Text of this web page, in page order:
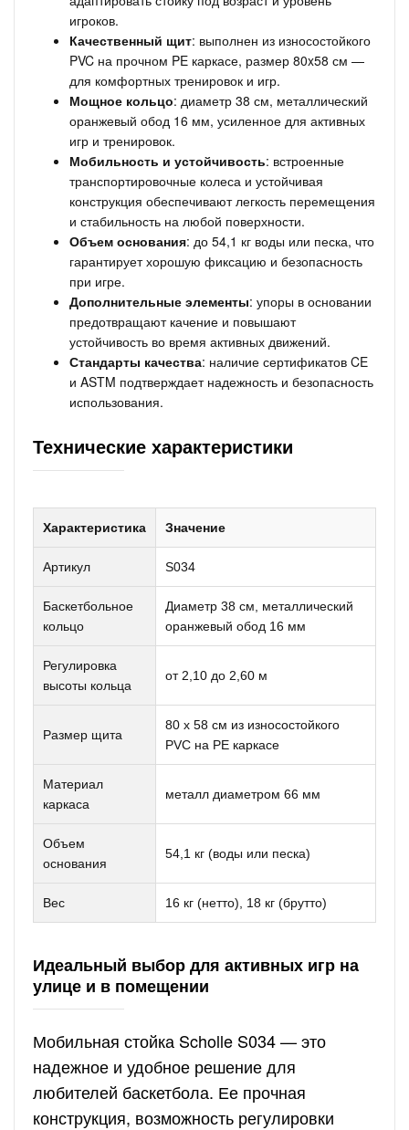
игроков.
Качественный щит: выполнен из износостойкого
PVC на прочном PE каркасе, размер 80x58 см —
для комфортных тренировок и игр.
Мощное кольцо: диаметр 38 см, металлический
оранжевый обод 16 мм, усиленное для активных
игр и тренировок.
Мобильность и устойчивость: встроенные
транспортировочные колеса и устойчивая
конструкция обеспечивают легкость перемещения
и стабильность на любой поверхности.
Объем основания: до 54,1 кг воды или песка, что
гарантирует хорошую фиксацию и безопасность
при игре.
Дополнительные элементы: упоры в основании
предотвращают качение и повышают
устойчивость во время активных движений.
Стандарты качества: наличие сертификатов CE
и ASTM подтверждает надежность и безопасность
использования.
Технические характеристики
Характеристика Значение
Артикул S034
Баскетбольное
кольцо
Диаметр 38 см, металлический
оранжевый обод 16 мм
Регулировка
высоты кольца
от 2,10 до 2,60 м
Размер щита
80 x 58 см из износостойкого
PVC на PE каркасе
Материал
каркаса
металл диаметром 66 мм
Объем
основания
54,1 кг (воды или песка)
Вес 16 кг (нетто), 18 кг (брутто)
Идеальный выбор для активных игр на
улице и в помещении
Мобильная стойка Scholle S034 — это
надежное и удобное решение для
любителей баскетбола. Ее прочная
конструкция, возможность регулировки